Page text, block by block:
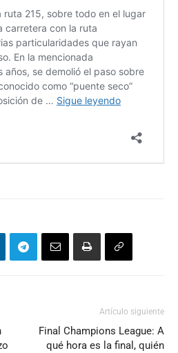
Artículo siguiente
Final Champions League: A
qué hora es la final, quién